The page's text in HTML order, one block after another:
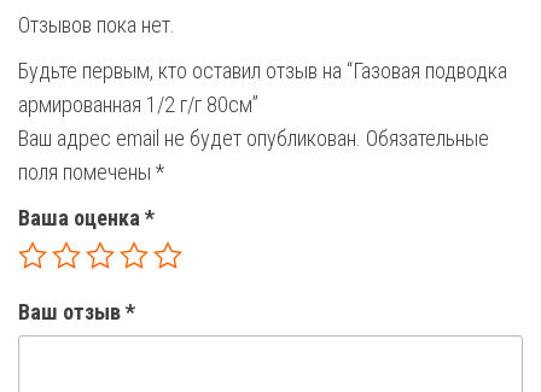
Отзывов пока нет.
Будьте первым, кто оставил отзыв на “Газовая подводка
армированная 1/2 г/г 80см”
Ваш адрес email не будет опубликован. Обязательные
поля помечены *
Ваша оценка *
Ваш отзыв*